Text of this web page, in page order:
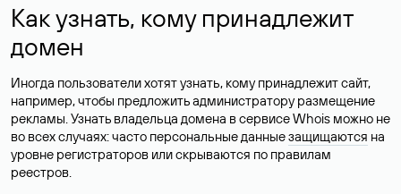
Как узнать, кому принадлежит
домен
Иногда пользователи хотят узнать, кому принадлежит сайт,
например, чтобы предложить администратору размещение
рекламы. Узнать владельца домена в сервисе Whois можно не
во всех случаях: часто персональные данныезащищаются на
уровне регистраторов или скрываются по правилам
реестров.